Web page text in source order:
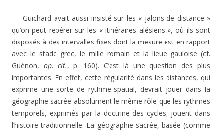
Guichard avait aussi insisté sur les « jalons de distance »
qu’on peut repérer sur les « itinéraires alésiens », où ils sont
disposés à des intervalles fixes dont la mesure est en rapport
avec le stade grec, le mille romain et la lieue gauloise (cf.
Guénon, op. cit., p. 160). C’est là une question des plus
importantes. En effet, cette régularité dans les distances, qui
exprime une sorte de rythme spatial, devrait jouer dans la
géographie sacrée absolument le même rôle que les rythmes
temporels, exprimés par la doctrine des cycles, jouent dans
l’histoire traditionnelle. La géographie sacrée, basée (comme